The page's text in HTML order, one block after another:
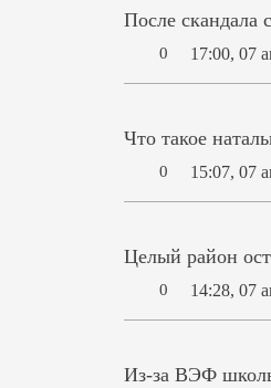
После скандала
0 17:00, 07
Что такое
0 15:07, 07
Целый район
0 14:28, 07
Из-за ВЭФ